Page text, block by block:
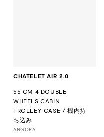
CHATELET AIR 2.0
55 CM 4 DOUBLE
WHEELS CABIN
TROLLEY CASE / 機内持
ち込み
ANGORA